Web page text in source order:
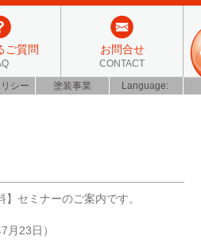
ご質問 お問合せ
CONTACT
シー 塗装事業 Language:
セミナーのご案内です。
月23日）